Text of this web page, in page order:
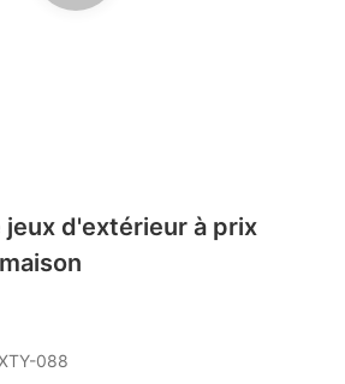
d'extérieur à prix
088